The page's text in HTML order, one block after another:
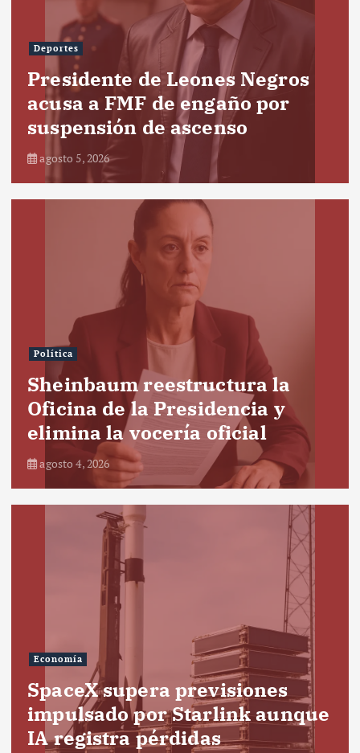
Deportes
Presidente de Leones Negros
acusa a FMF de engaño por
suspensión de ascenso
agosto 5, 2026
Política
Sheinbaum reestructura la
Oficina de la Presidencia y
elimina la vocería oficial
agosto 4, 2026
Economía
SpaceX supera previsiones
impulsado por Starlink aunque
IA registra pérdidas